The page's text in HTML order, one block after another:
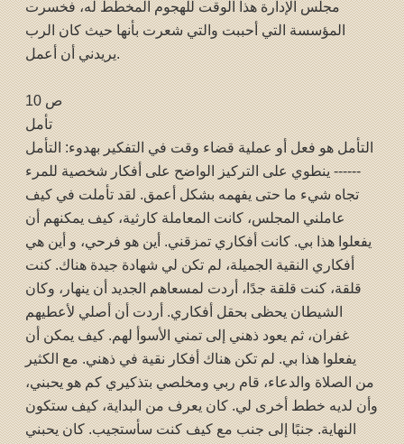
مجلس الإدارة هذا الوقت للهجوم المخطط له، فخسرت
المؤسسة التي أحببت والتي شعرت بأنها حيث كان الرب
يريدني أن أعمل.
ص 10
تأمل
التأمل هو فعل أو عملية قضاء وقت في التفكير بهدوء: التأمل
------ ينطوي على التركيز الواضح على أفكار شخصية للمرء
تجاه شيء ما حتى يفهمه بشكل أعمق. لقد تأملت في كيف
عاملني المجلس، كانت المعاملة كارثية، كيف يمكنهم أن
يفعلوا هذا بي. كانت أفكاري تمزقني. أين هو فرحي، و أين هي
أفكاري النقية الجميلة، لم تكن لي شهادة جيدة هناك. كنت
قلقة، كنت قلقة جدًا، أردت لمسعاهم الجديد أن ينهار، وكان
الشيطان يحظى بحقل أفكاري. أردت أن أصلي لأعطيهم
غفران، ثم يعود ذهني إلى تمني الأسوأ لهم. كيف يمكن أن
يفعلوا هذا بي. لم تكن هناك أفكار نقية في ذهني. مع الكثير
من الصلاة والدعاء، قام ربي ومخلصي بتذكيري كم هو يحبني،
وأن لديه خطط أخرى لي. كان يعرف من البداية، كيف ستكون
النهاية. جنبًا إلى جنب مع كيف كنت سأستجيب. كان يحبني